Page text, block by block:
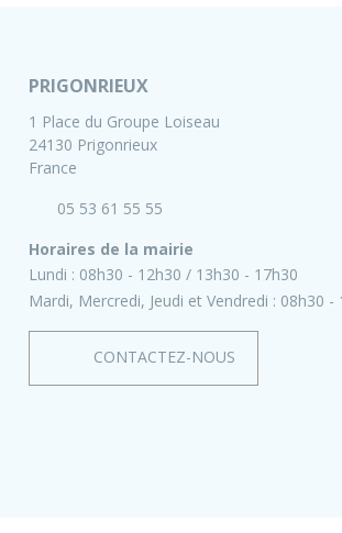
PRIGONRIEUX
1 Place du Groupe Loiseau
24130 Prigonrieux
France
05 53 61 55 55
Horaires de la mairie
Lundi : 08h30 - 12h30
13h30 - 17h30
Mardi, Mercredi, Jeudi et Vendredi : 08h30 -
CONTACTEZ-NOUS